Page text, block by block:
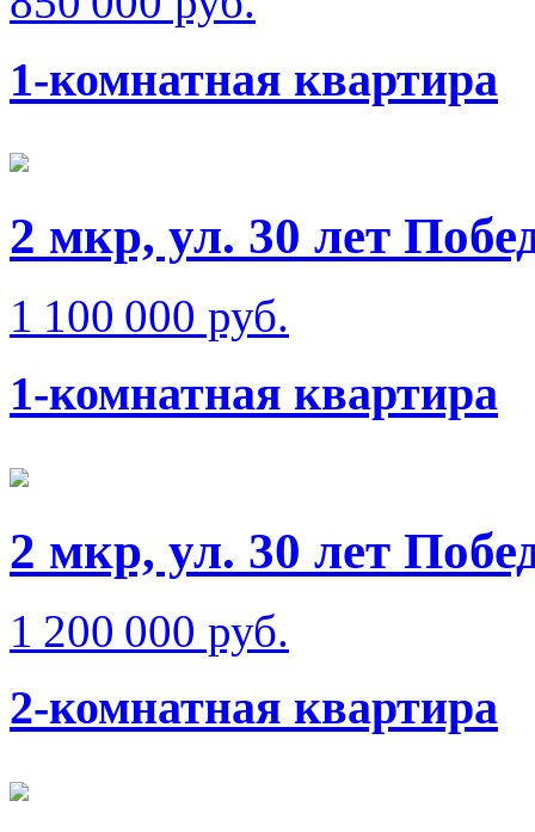
1-комнатная квартира
2 мкр, ул. 30 лет
1 100 000 руб.
1-комнатная квартира
2 мкр, ул. 30 лет
1 200 000 руб.
2-комнатная квартира